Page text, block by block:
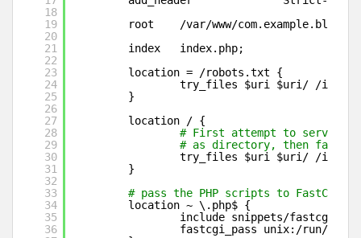
18
19
20
21
22
23
24
25
26
27
28
29
30
31
32
33
34
35
36
root
/var/www/com.example.blog;
index   index.php;
location =
/robots .txt {
try_files $uri $uri/
/index
}
location / {
# First attempt to serve
# as directory, then fall
try_files $uri $uri/
/index
}
# pass the PHP scripts to FastCGI
location ~ \.php$ {
include snippets/fastcgi-php
fastcgi_pass unix: /run/php/